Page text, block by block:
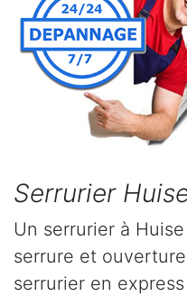
Serrurier
Un serrurier à
serrure et
serrurier en